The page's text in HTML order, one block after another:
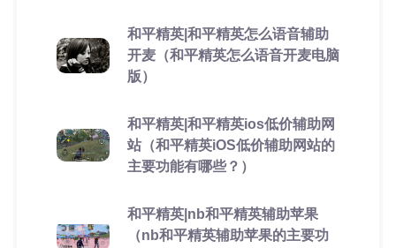
和平精英|和平精英怎么语音辅助
开麦（和平精英怎么语音开麦电脑
版）
和平精英|和平精英ios低价辅助网
站（和平精英iOS低价辅助网站的
主要功能有哪些？）
和平精英|nb和平精英辅助苹果
（nb和平精英辅助苹果的主要功